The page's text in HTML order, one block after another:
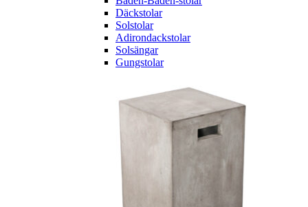
Däckstolar
Solstolar
Adirondackstolar
Solsängar
Gungstolar